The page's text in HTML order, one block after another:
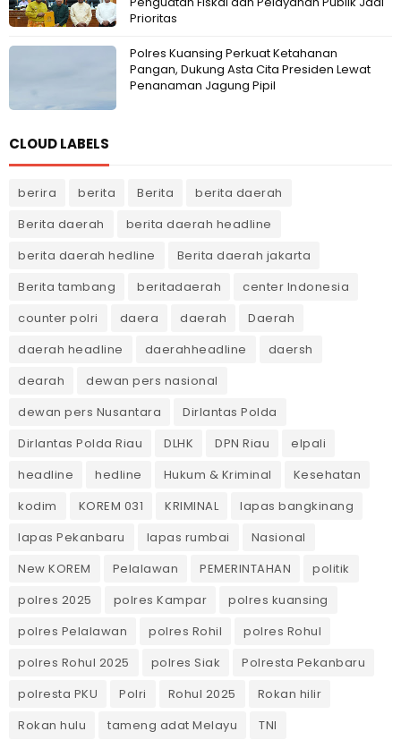
Prioritas
Polres Kuansing Perkuat Ketahanan
Pangan, Dukung Asta Cita Presiden Lewat
Penanaman Jagung Pipil
CLOUD LABELS
berira berita Berita
berita daerah
Berita daerah
berita daerah headline
berita daerah hedline
Berita daerah jakarta
Berita tambang
beritadaerah
center Indonesia
counter polri
daera daerah
Daerah
daerah headline
daerahheadline
daersh
dearah
dewan pers nasional
dewan pers Nusantara
Dirlantas Polda
Dirlantas Polda Riau
DLHK DPN Riau
elpali
headline
hedline Hukum & Kriminal
Kesehatan
kodim
KOREM 031 KRIMINAL
lapas bangkinang
lapas Pekanbaru
lapas rumbai
Nasional
New KOREM
Pelalawan PEMERINTAHAN
politik
polres 2025
polres Kampar
polres kuansing
polres Pelalawan
polres Rohil
polres Rohul
polres Rohul 2025
polres Siak
Polresta Pekanbaru
polresta PKU
Polri Rohul 2025
Rokan hilir
Rokan hulu
tameng adat Melayu TNI